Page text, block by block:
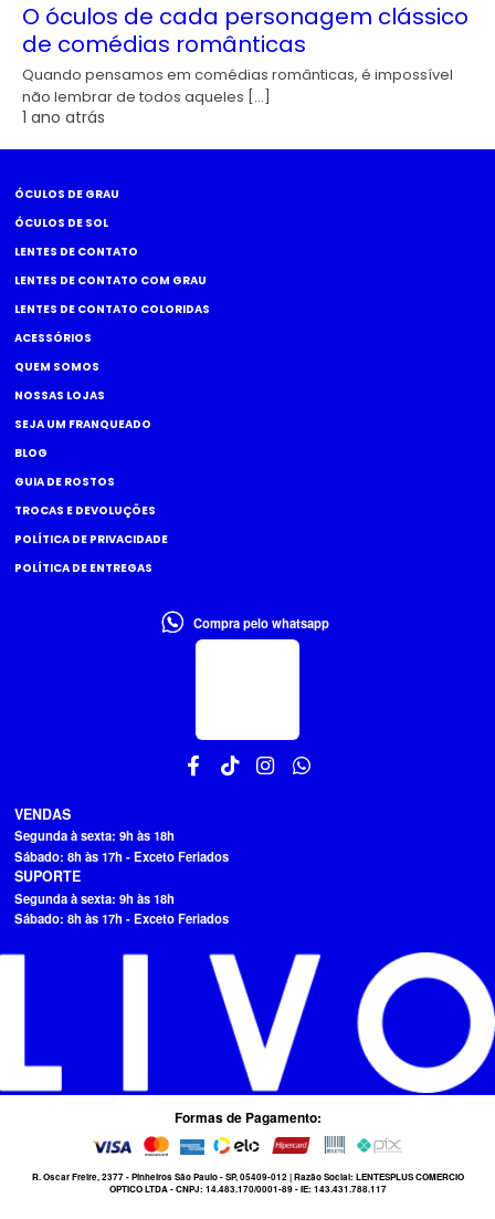
O óculos de cada personagem clássico
de comédias românticas
Quando pensamos em comédias românticas, é impossível
não lembrar de todos aqueles […]
1 ano atrás
ÓCULOS DE GRAU
ÓCULOS DE SOL
LENTES DE CONTATO
LENTES DE CONTATO COM GRAU
LENTES DE CONTATO COLORIDAS
ACESSÓRIOS
QUEM SOMOS
NOSSAS LOJAS
SEJA UM FRANQUEADO
BLOG
GUIA DE ROSTOS
TROCAS E DEVOLUÇÕES
POLÍTICA DE PRIVACIDADE
POLÍTICA DE ENTREGAS
Compra pelo whatsapp
VENDAS
Segunda à sexta: 9h às 18h
Sábado: 8h às 17h - Exceto Feriados
SUPORTE
Segunda à sexta: 9h às 18h
Sábado: 8h às 17h - Exceto Feriados
Formas de Pagamento:
R. Oscar Freire, 2377 - Pinheiros São Paulo - SP, 05409-012 | Razão Social: LENTESPLUS COMERCIO
OPTICO LTDA - CNPJ: 14.483.170/0001-89 - IE: 143.431.788.117